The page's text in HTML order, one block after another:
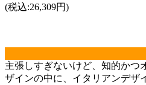
(税込:26,309円)
主張しすぎないけど、知的かつ
ザインの中に、イタリアンデ